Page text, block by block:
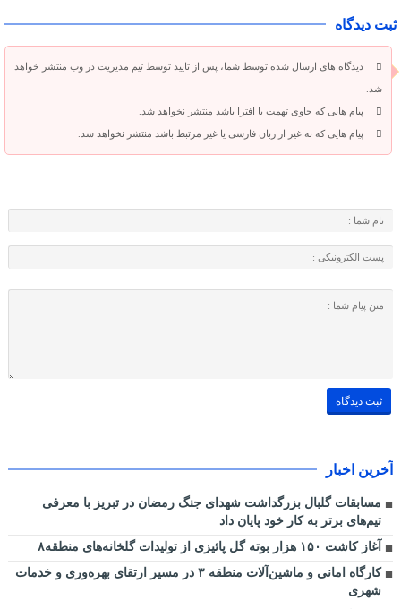
ثبت دیدگاه
دیدگاه های ارسال شده توسط شما، پس از تایید توسط تیم مدیریت در وب منتشر خواهد
شد.
پیام هایی که حاوی تهمت یا افترا باشد منتشر نخواهد شد.
پیام هایی که به غیر از زبان فارسی یا غیر مرتبط باشد منتشر نخواهد شد.
آخرین اخبار
مسابقات گلبال بزرگداشت شهدای جنگ رمضان در تبریز با معرفی
تیم‌های برتر به کار خود پایان داد
آغاز کاشت ۱۵۰ هزار بوته گل پائیزی از تولیدات گلخانه‌های منطقه۸
کارگاه امانی و ماشین‌آلات منطقه ۳ در مسیر ارتقای بهره‌وری و خدمات
شهری